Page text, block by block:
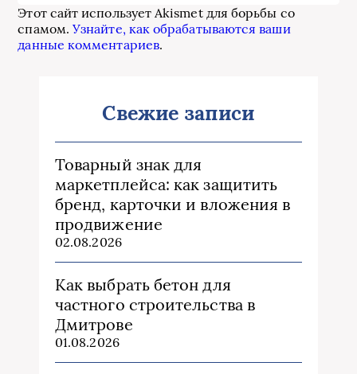
Этот сайт использует Akismet для борьбы со
спамом.Узнайте, как обрабатываются ваши
данные комментариев.
Свежие записи
Товарный знак для
маркетплейса: как защитить
бренд, карточки и вложения в
продвижение
02.08.2026
Как выбрать бетон для
частного строительства в
Дмитрове
01.08.2026